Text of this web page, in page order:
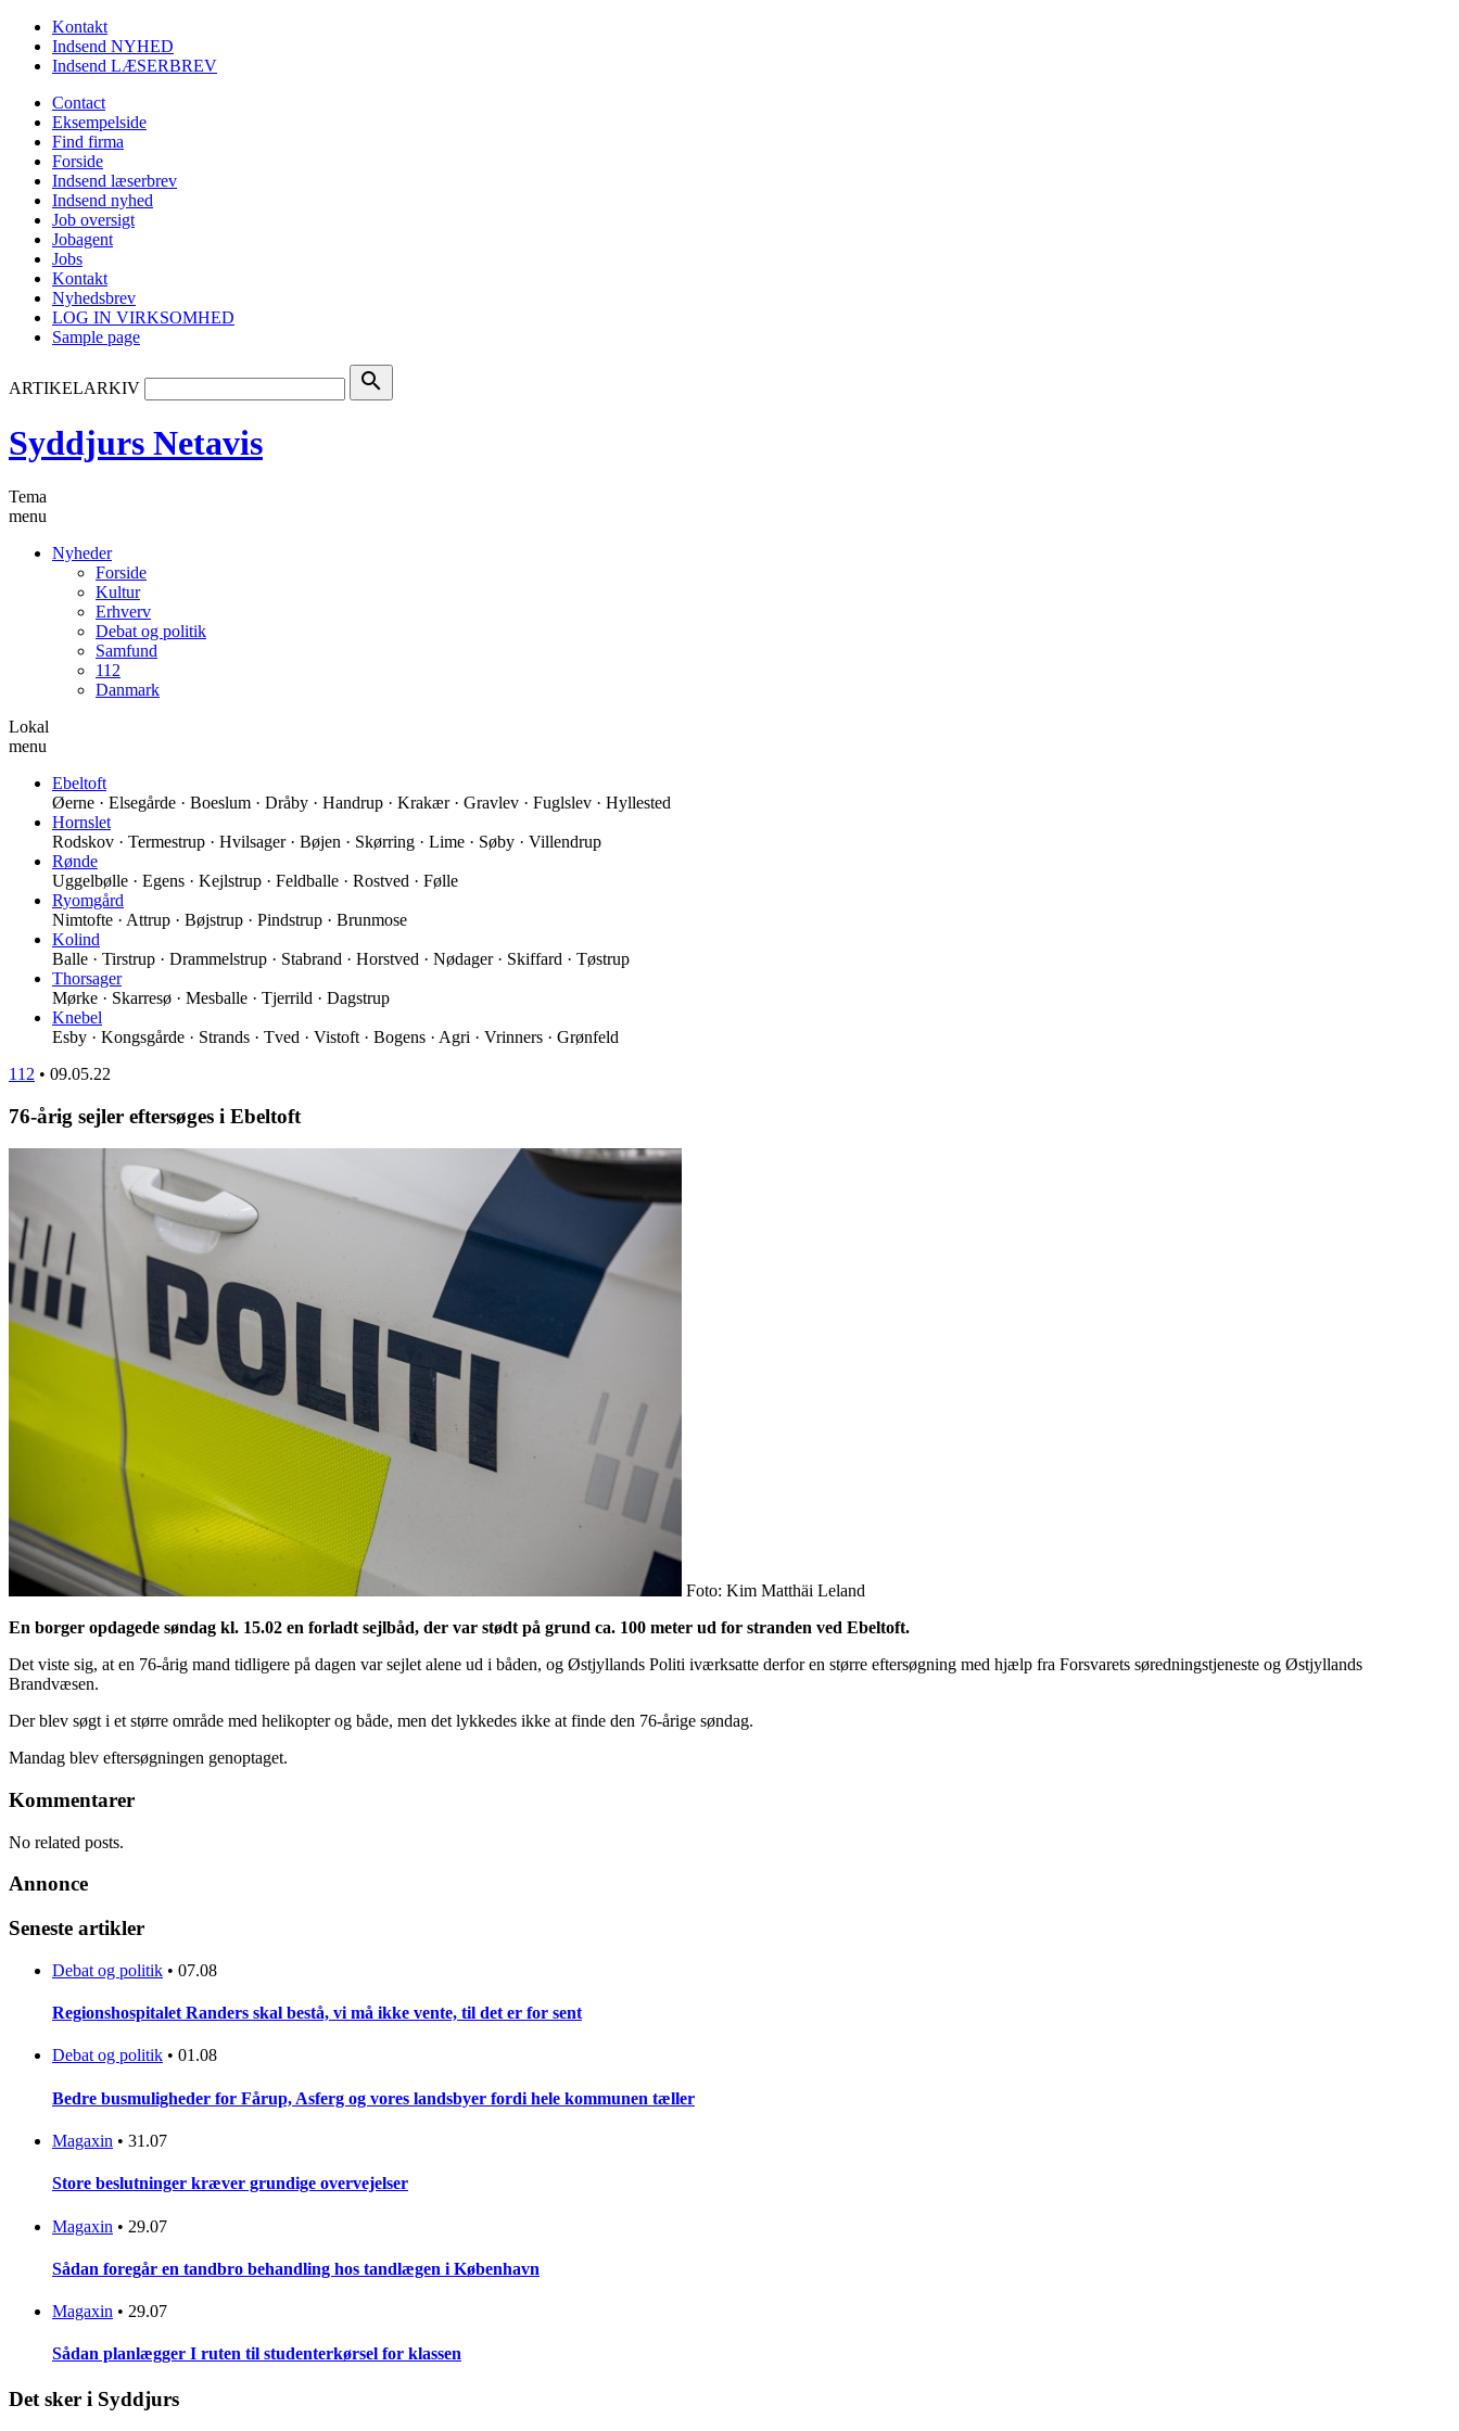
Kontakt
Indsend NYHED
Indsend LÆSERBREV
Contact
Eksempelside
Find firma
Forside
Indsend læserbrev
Indsend nyhed
Job oversigt
Jobagent
Jobs
Kontakt
Nyhedsbrev
LOG IN VIRKSOMHED
Sample page
ARTIKELARKIV search
Syddjurs Netavis
Tema
menu
Nyheder
Forside
Kultur
Erhverv
Debat og politik
Samfund
112
Danmark
Lokal
menu
Ebeltoft
Øerne · Elsegårde · Boeslum · Dråby · Handrup · Krakær · Gravlev · Fuglslev · Hyllested
Hornslet
Rodskov · Termestrup · Hvilsager · Bøjen · Skørring · Lime · Søby · Villendrup
Rønde
Uggelbølle · Egens · Kejlstrup · Feldballe · Rostved · Følle
Ryomgård
Nimtofte · Attrup · Bøjstrup · Pindstrup · Brunmose
Kolind
Balle · Tirstrup · Drammelstrup · Stabrand · Horstved · Nødager · Skiffard · Tøstrup
Thorsager
Mørke · Skarresø · Mesballe · Tjerrild · Dagstrup
Knebel
Esby · Kongsgårde · Strands · Tved · Vistoft · Bogens · Agri · Vrinners · Grønfeld
112 • 09.05.22
76-årig sejler eftersøges i Ebeltoft
Foto: Kim Matthäi Leland
En borger opdagede søndag kl. 15.02 en forladt sejlbåd, der var stødt på grund ca. 100 meter ud for stranden ved Ebeltoft.
Det viste sig, at en 76-årig mand tidligere på dagen var sejlet alene ud i båden, og Østjyllands Politi iværksatte derfor en større eftersøgning med hjælp fra Forsvarets søredningstjeneste og Østjyllands
Brandvæsen.
Der blev søgt i et større område med helikopter og både, men det lykkedes ikke at finde den 76-årige søndag.
Mandag blev eftersøgningen genoptaget.
Kommentarer
No related posts.
Annonce
Seneste artikler
Debat og politik • 07.08
Regionshospitalet Randers skal bestå, vi må ikke vente, til det er for sent
Debat og politik • 01.08
Bedre busmuligheder for Fårup, Asferg og vores landsbyer fordi hele kommunen tæller
Magaxin • 31.07
Store beslutninger kræver grundige overvejelser
Magaxin • 29.07
Sådan foregår en tandbro behandling hos tandlægen i København
Magaxin • 29.07
Sådan planlægger I ruten til studenterkørsel for klassen
Det sker i Syddjurs